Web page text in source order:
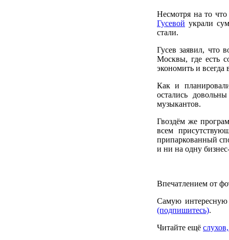
Несмотря на то
Гусевой украли
стали.
Гусев заявил, что
Москвы, где есть
экономить и всегда
Как и
остались
музыкантов.
Гвоздём же
всем
припаркованный
и ни на одну
Впечатлением от
Самую
(подпишитесь).
Читайте ещё